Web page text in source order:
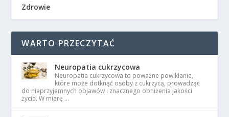
Zdrowie
WARTO PRZECZYTAĆ
Neuropatia cukrzycowa
Neuropatia cukrzycowa to poważne powikłanie,
które może dotknąć osoby z cukrzycą, prowadząc
do nieprzyjemnych objawów i znacznego obniżenia jakości
życia. W miarę …